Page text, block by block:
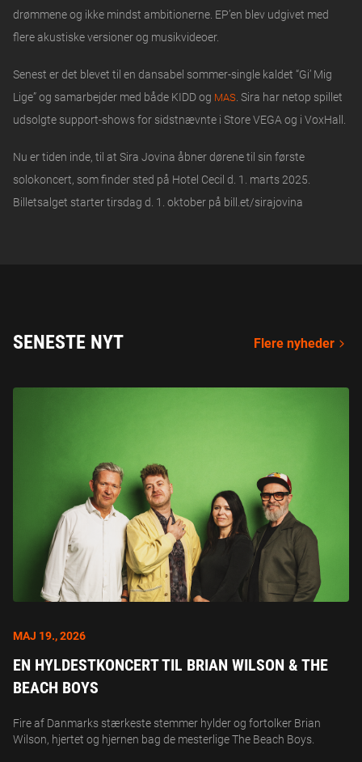
drømmene og ikke mindst ambitionerne. EP’en blev udgivet med
flere akustiske versioner og musikvideoer.
Senest er det blevet til en dansabel sommer-single kaldet “Gi’ Mig
Lige” og samarbejder med både KIDD og MAS. Sira har netop spillet
udsolgte support-shows for sidstnævnte i Store VEGA og i VoxHall.
Nu er tiden inde, til at Sira Jovina åbner dørene til sin første
solokoncert, som finder sted på Hotel Cecil d. 1. marts 2025.
Billetsalget starter tirsdag d. 1. oktober på bill.et/sirajovina
SENESTE NYT Flere nyheder
MAJ 19., 2026
EN HYLDESTKONCERT TIL BRIAN WILSON & THE
BEACH BOYS
Fire af Danmarks stærkeste stemmer hylder og fortolker Brian
Wilson, hjertet og hjernen bag de mesterlige The Beach Boys.